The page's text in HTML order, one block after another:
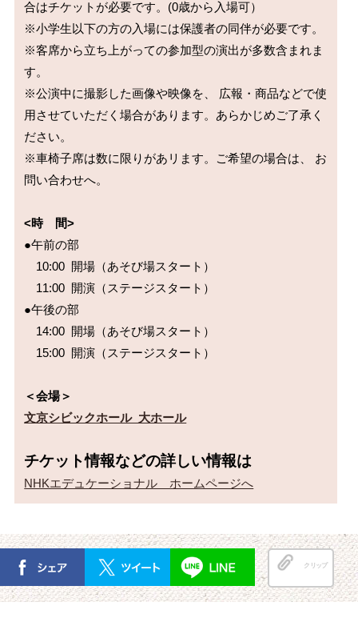
合はチケットが必要です。(0歳から入場可）
※小学生以下の方の入場には保護者の同伴が必要です。
※客席から立ち上がっての参加型の演出が多数含まれま
す。
※公演中に撮影した画像や映像を、 広報・商品などで使
用させていただく場合があります。あらかじめご了承く
ださい。
※車椅子席は数に限りがあリます。ご希望の場合は、 お
問い合わせへ。
<時　間>
●午前の部
10:00 開場（あそび場スタート）
11:00 開演（ステージスタート）
●午後の部
14:00 開場（あそび場スタート）
＜会場＞
文京シビックホール 大ホール
チケット情報などの詳しい情報は
NHKエデュケーショナル　ホームページへ
クリップ